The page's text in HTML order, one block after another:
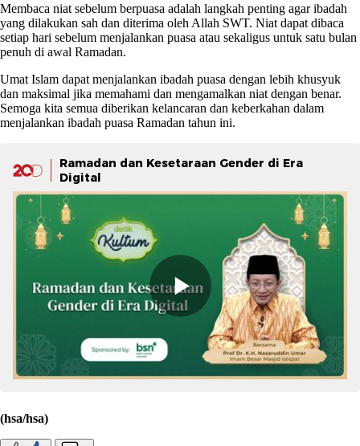
Membaca niat sebelum berpuasa adalah langkah penting agar ibadah
yang dilakukan sah dan diterima oleh Allah SWT. Niat dapat dibaca
setiap hari sebelum menjalankan puasa atau sekaligus untuk satu bulan
penuh di awal Ramadan.
Umat Islam dapat menjalankan ibadah puasa dengan lebih khusyuk
dan maksimal jika memahami dan mengamalkan niat dengan benar.
Semoga kita semua diberikan kelancaran dan keberkahan dalam
menjalankan ibadah puasa Ramadan tahun ini.
Ramadan dan Kesetaraan Gender di Era
Digital
(hsa/hsa)